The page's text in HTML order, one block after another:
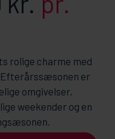
rolige charme med
er
omgivelser,
weekender og en